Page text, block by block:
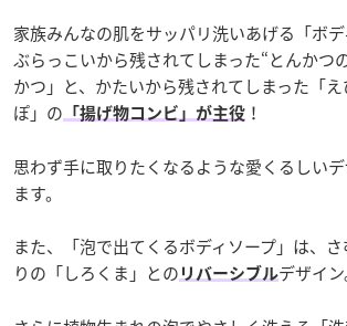
家族みんなの肌をサッパリ洗いあげる「ボ
ぶらっこいから残されてしまった“とんかつ
かつ」と、かたいから残されてしまった「
ぽ」の 「揚げ物コンビ」が主役 ！
思わず手に取りたくなるような愛くるしい
ます。
また、「泡で出てくるボディソープ」は、
りの「しろくま」との リバーシブルデザイン